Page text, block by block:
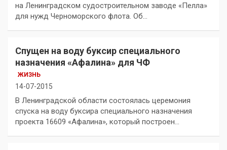
на Ленинградском судостроительном заводе «Пелла»
для нужд Черноморского флота. Об…
Спущен на воду буксир специального
назначения «Афалина» для ЧФ
ЖИЗНЬ
14-07-2015
В Ленинградской области состоялась церемония
спуска на воду буксира специального назначения
проекта 16609 «Афалина», который построен…